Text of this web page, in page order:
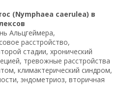
(Nymphaea caerulea) в
Альцгеймера,
расстройство,
стадии, хронический
тревожные расстройства
климактерический синдром,
эндометриоз, вторичная